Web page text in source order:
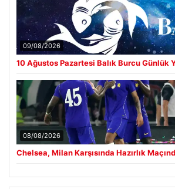
09/08/2026
10 Ağustos Pazartesi Balık Burcu Günlük
08/08/2026
Chelsea, Milan Karşısında Hazırlık